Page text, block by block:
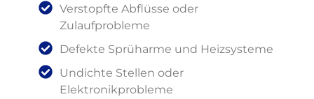
Verstopfte Abflüsse oder
Zulaufprobleme
Defekte Sprüharme und Heizsysteme
Undichte Stellen oder
Elektronikprobleme